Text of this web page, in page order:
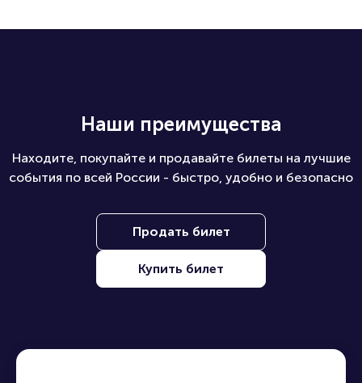
Наши преимущества
Находите, покупайте и продавайте билеты на лучшие
события по всей России - быстро, удобно и безопасно
Продать билет
Купить билет